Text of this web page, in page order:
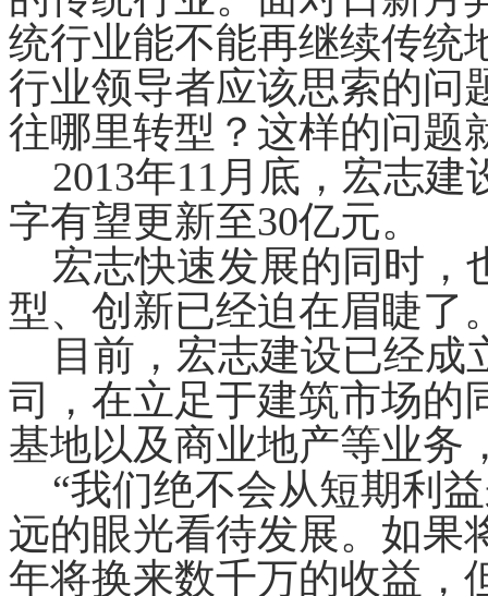
统行业能不能再继续传统
行业领导者应该思索的问
往哪里转型？这样的问题
2013年11月底，宏志建
字有望更新至30亿元。
宏志快速发展的同时，
型、创新已经迫在眉睫了
目前，宏志建设已经成
司，在立足于建筑市场的
基地以及商业地产等业务
“我们绝不会从短期利
远的眼光看待发展。如果
年将换来数千万的收益，